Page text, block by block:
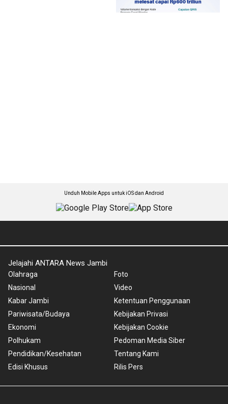
Unduh Mobile Apps untuk iOS dan Android
Jelajahi ANTARA News Jambi
Olahraga
Nasional
Kabar Jambi
Pariwisata/Budaya
Ekonomi
Polhukam
Pendidikan/Kesehatan
Edisi Khusus
Foto
Video
Ketentuan Penggunaan
Kebijakan Privasi
Kebijakan Cookie
Pedoman Media Siber
Tentang Kami
Rilis Pers